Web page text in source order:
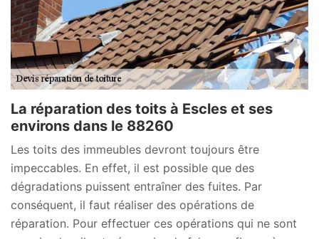
La réparation des toits à Escles et ses
environs dans le 88260
Les toits des immeubles devront toujours être
impeccables. En effet, il est possible que des
dégradations puissent entraîner des fuites. Par
conséquent, il faut réaliser des opérations de
réparation. Pour effectuer ces opérations qui ne sont